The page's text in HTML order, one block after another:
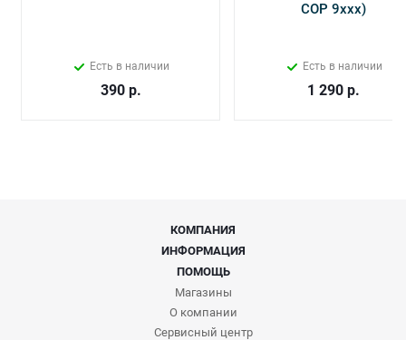
Есть в наличии
390р.
СОР 9ххх)
Есть в наличии
1 290 р.
КОМПАНИЯ
ИНФОРМАЦИЯ
ПОМОЩЬ
Магазины
О компании
Сервисный центр